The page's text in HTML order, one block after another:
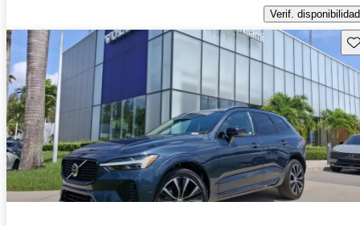
Verif. disponibilidad